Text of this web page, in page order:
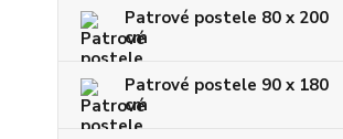
Patrové postele 80 x 200
cm
Patrové postele 90 x 180
cm